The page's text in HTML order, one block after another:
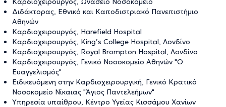
Διδάκτορας, Εθνικό και Καποδιστριακό Πανεπιστήμιο
Αθηνών
Καρδιοχειρουργός, Harefield Hospital
Καρδιοχειρουργός, King’s College Hospital, Λονδίνο
Καρδιοχειρουργός, Royal Brompton Hospital, Λονδίνο
Καρδιοχειρουργός, Γενικό Νοσοκομείο Αθηνών "Ο
Ευαγγελισμός"
Ειδικευόμενη στην Καρδιοχειρουργική, Γενικό Κρατικό
Νοσοκομείο Νίκαιας "Άγιος Παντελεήμων"
Υπηρεσία υπαίθρου, Κέντρο Υγείας Κισσάμου Χανίων